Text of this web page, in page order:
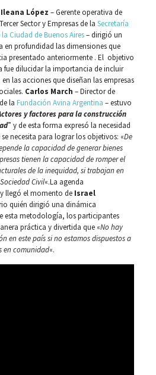
Ileana López – Gerente operativa de
Sector y Empresas de la Secretaría
Ciudad de Buenos Aires– dirigió un
en profundidad las dimensiones que
presentado anteriormente . El objetivo
fue dilucidar la importancia de incluir
las acciones que diseñan las empresas
Carlos March – Director de
la Fundación Avina Argentina – estuvo
y factores para la construcción
” y de esta forma expresó la necesidad
necesita para lograr los objetivos: «De
la capacidad de generar bienes
tienen la capacidad de romper el
de la inequidad, si trabajan en
Civil«.La agenda
llegó el momento de Israel
quién dirigió una dinámica
esta metodología, los participantes
práctica y divertida que «No hay
en este país si no estamos dispuestos a
en comunidad«.